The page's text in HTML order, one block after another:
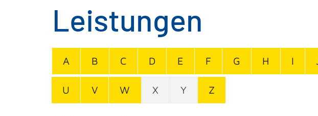
Leistungen
A B C D E F G H I
U V W X Y Z